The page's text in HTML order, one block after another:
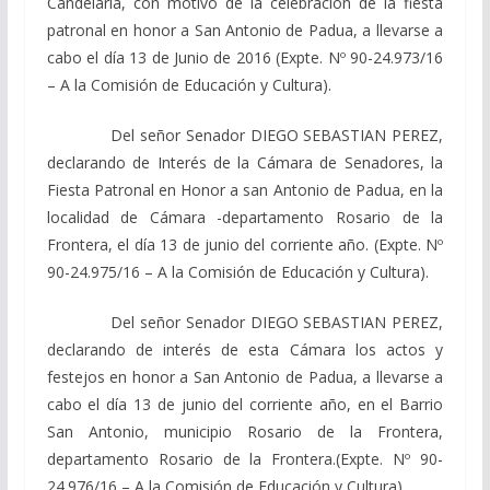
patronal en honor a San Antonio de Padua, a llevarse a
cabo el día 13 de Junio de 2016 (Expte. Nº 90-24.973/16
– A la Comisión de Educación y Cultura).
Del señor Senador DIEGO SEBASTIAN PEREZ,
declarando de Interés de la Cámara de Senadores, la
Fiesta Patronal en Honor a san Antonio de Padua, en la
localidad de Cámara -departamento Rosario de la
Frontera, el día 13 de junio del corriente año. (Expte. Nº
90-24.975/16 – A la Comisión de Educación y Cultura).
Del señor Senador DIEGO SEBASTIAN PEREZ,
declarando de interés de esta Cámara los actos y
festejos en honor a San Antonio de Padua, a llevarse a
cabo el día 13 de junio del corriente año, en el Barrio
San Antonio, municipio Rosario de la Frontera,
departamento Rosario de la Frontera.(Expte. Nº 90-